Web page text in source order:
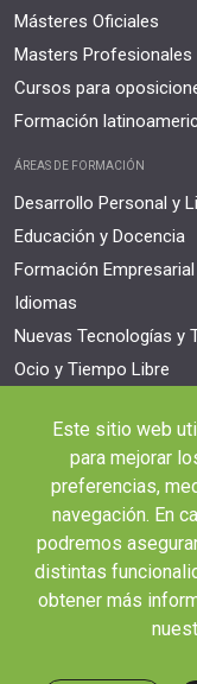
Másteres Oficiales
Masters Profesionales
Cursos para
Formación
ÁREAS DE FORMACIÓN
Desarrollo Personal y
Educación y Docencia
Formación Empresarial
Idiomas
Nuevas Tecnologías y
Ocio y Tiempo Libre
Responsabilidad
Salud y Actividad Física
OTROS ENLACES IMPORTANTES
Blog
Webinars y podcast
Revista Innovación
Este sitio web
para mejorar
preferencias,
navegación. En
podremos
distintas
obtener más